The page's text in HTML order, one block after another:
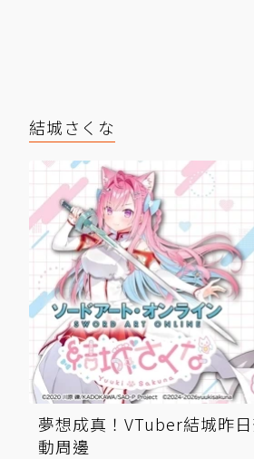
結城さくな
夢想成真！VTuber結城昨
動周邊